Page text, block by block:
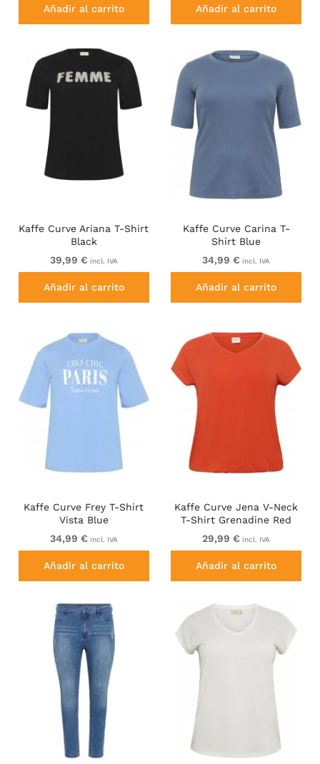
Añadir al carrito Añadir al carrito
Kaffe Curve Ariana T-Shirt
Black
39,99 € incl. IVA
Añadir al carrito
Kaffe Curve Carina T-
Shirt Blue
34,99 € incl. IVA
Añadir al carrito
Kaffe Curve Frey T-Shirt
Vista Blue
34,99 € incl. IVA
Añadir al carrito
Kaffe Curve Jena V-Neck
T-Shirt Grenadine Red
29,99 € incl. IVA
Añadir al carrito